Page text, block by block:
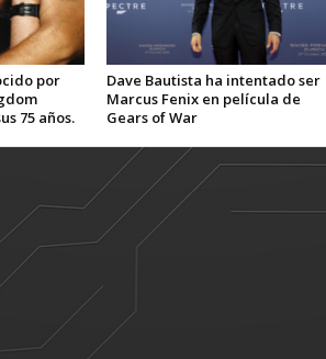
por
75 años.
Dave Bautista ha intentado ser
Marcus Fenix en película de
Gears of War